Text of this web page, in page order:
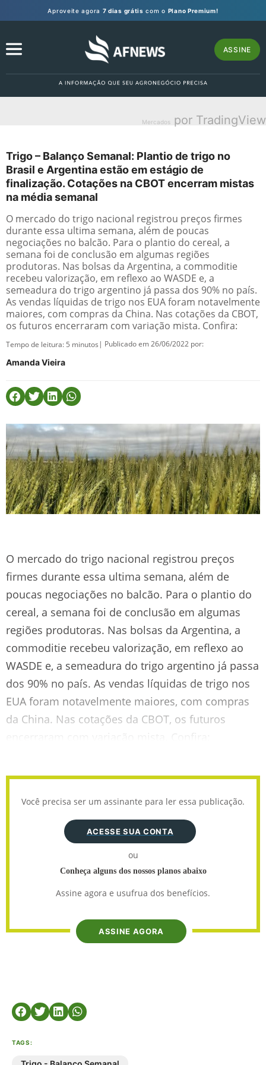
Aproveite agora 7 dias grátis com o Plano Premium!
ASSINE
Mercados por TradingView
Trigo – Balanço Semanal: Plantio de trigo no
Brasil e Argentina estão em estágio de
finalização. Cotações na CBOT encerram mistas
na média semanal
O mercado do trigo nacional registrou preços firmes
durante essa ultima semana, além de poucas
negociações no balcão. Para o plantio do cereal, a
semana foi de conclusão em algumas regiões
produtoras. Nas bolsas da Argentina, a commoditie
recebeu valorização, em reflexo ao WASDE e, a
semeadura do trigo argentino já passa dos 90% no país.
As vendas líquidas de trigo nos EUA foram notavelmente
maiores, com compras da China. Nas cotações da CBOT,
os futuros encerraram com variação mista. Confira:
Tempo de leitura: 5 minutos | Publicado em 26/06/2022 por:
Amanda Vieira
O mercado do trigo nacional registrou preços
firmes durante essa ultima semana, além de
poucas negociações no balcão. Para o plantio do
cereal, a semana foi de conclusão em algumas
regiões produtoras. Nas bolsas da Argentina, a
commoditie recebeu valorização, em reflexo ao
WASDE e, a semeadura do trigo argentino já passa
dos 90% no país. As vendas líquidas de trigo nos
EUA foram notavelmente maiores, com compras
da China. Nas cotações da CBOT, os futuros
Você precisa ser um assinante para ler essa publicação.
ACESSE SUA CONTA
ou
Conheça alguns dos nossos planos abaixo
Assine agora e usufrua dos benefícios.
ASSINE AGORA
TAGS: